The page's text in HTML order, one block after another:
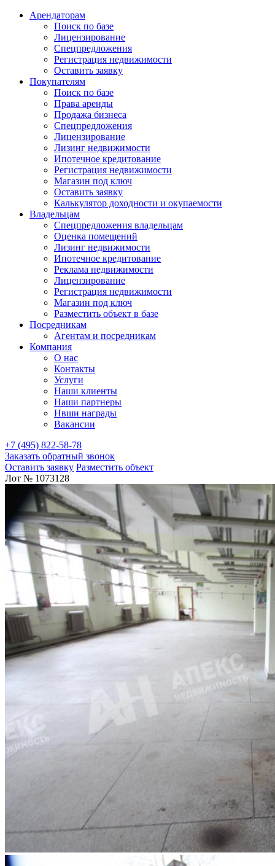
Арендаторам
Поиск по базе
Лицензирование
Спецпредложения
Регистрация недвижимости
Оставить заявку
Покупателям
Поиск по базе
Права аренды
Продажа бизнеса
Спецпредложения
Лицензирование
Лизинг недвижимости
Ипотечное кредитование
Регистрация недвижимости
Магазин под ключ
Оставить заявку
Калькулятор доходности и окупаемости
Владельцам
Спецпредложения владельцам
Оценка помещений
Лизинг недвижимости
Ипотечное кредитование
Реклама недвижимости
Лицензирование
Регистрация недвижимости
Магазин под ключ
Разместить объект в базе
Посредникам
Агентам и посредникам
Компания
О нас
Контакты
Услуги
Наши клиенты
Наши партнеры
Нвши награды
Вакансии
+7 (495) 822-58-78
Заказать обратный звонок
Оставить заявку Разместить объект
Лот № 1073128